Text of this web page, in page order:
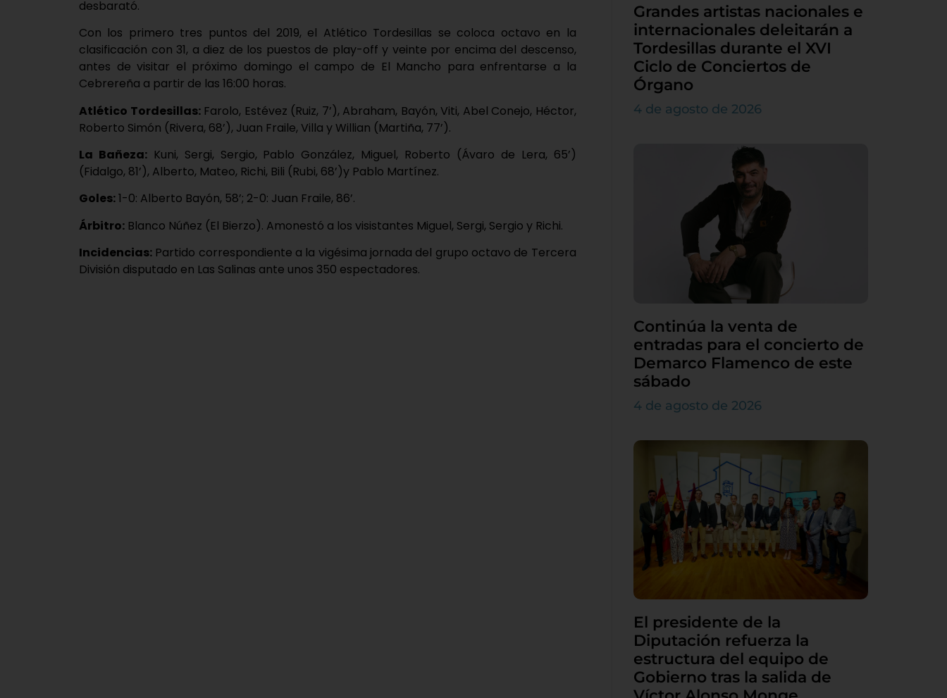
desbarató.
Con los primero tres puntos del 2019, el Atlético Tordesillas se coloca octavo en la
clasificación con 31, a diez de los puestos de play-off y veinte por encima del descenso,
antes de visitar el próximo domingo el campo de El Mancho para enfrentarse a la
Cebrereña a partir de las 16:00 horas.
Atlético Tordesillas:Farolo, Estévez (Ruiz, 7’), Abraham, Bayón, Viti, Abel Conejo, Héctor,
Roberto Simón (Rivera, 68’), Juan Fraile, Villa y Willian (Martiña, 77’).
La Bañeza:Kuni, Sergi, Sergio, Pablo González, Miguel, Roberto (Ávaro de Lera, 65’)
(Fidalgo, 81’), Alberto, Mateo, Richi, Bili (Rubi, 68’)y Pablo Martínez.
Goles:1-0: Alberto Bayón, 58’; 2-0: Juan Fraile, 86’.
Árbitro: Blanco Núñez (El Bierzo). Amonestó a los visistantes Miguel, Sergi, Sergio y Richi.
Incidencias: Partido correspondiente a la vigésima jornada del grupo octavo de Tercera
División disputado en Las Salinas ante unos 350 espectadores.
Grandes artistas nacionales e
internacionales deleitarán a
Tordesillas durante el XVI
Ciclo de Conciertos de
Órgano
4 de agosto de 2026
Continúa la venta de
entradas para el concierto de
Demarco Flamenco de este
sábado
4 de agosto de 2026
El presidente de la
Diputación refuerza la
estructura del equipo de
Gobierno tras la salida de